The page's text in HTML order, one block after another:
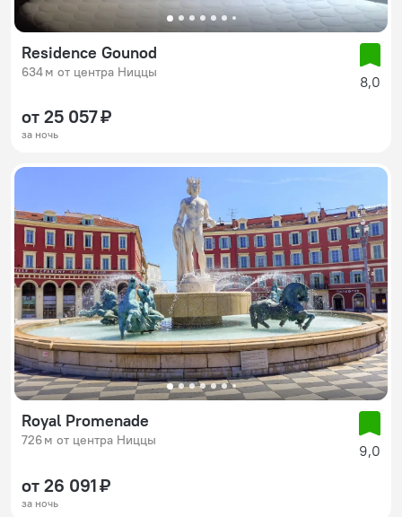
Residence Gounod
634 м от центра Ниццы
8,0
от 25 057 ₽
за ночь
Royal Promenade
726 м от центра Ниццы
9,0
от 26 091 ₽
за ночь